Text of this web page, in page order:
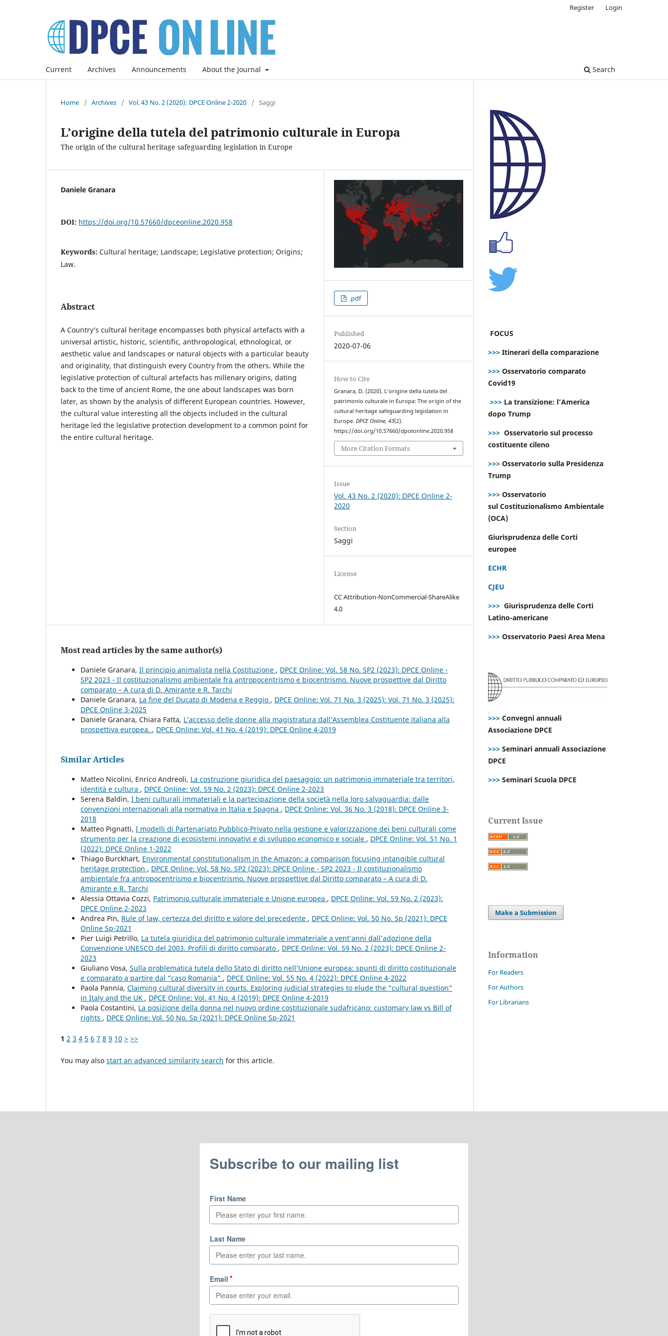
Current Archives Announcements About the Journal Search
Register Login
Home / Archives / Vol. 43 No. 2 (2020): DPCE Online 2-2020 / Saggi
L’origine della tutela del patrimonio culturale in Europa
The origin of the cultural heritage safeguarding legislation in Europe
Daniele Granara
DOI: https://doi.org/10.57660/dpceonline.2020.958
Keywords: Cultural heritage; Landscape; Legislative protection; Origins;
Law.
Abstract
A Country’s cultural heritage encompasses both physical artefacts with a
universal artistic, historic, scientific, anthropological, ethnological, or
aesthetic value and landscapes or natural objects with a particular beauty
and originality, that distinguish every Country from the others. While the
legislative protection of cultural artefacts has millenary origins, dating
back to the time of ancient Rome, the one about landscapes was born
later, as shown by the analysis of different European countries. However,
the cultural value interesting all the objects included in the cultural
heritage led the legislative protection development to a common point for
the entire cultural heritage.
.pdf
Published
2020-07-06
How to Cite
Granara, D. (2020). L’origine della tutela del
patrimonio culturale in Europa: The origin of the
cultural heritage safeguarding legislation in
Europe.DPCE Online,43(2).
https://doi.org/10.57660/dpceonline.2020.958
More Citation Formats
Issue
Vol. 43 No. 2 (2020): DPCE Online 2-
2020
Section
Saggi
License
CC Attribution-NonCommercial-ShareAlike
4.0
Most read articles by the same author(s)
Daniele Granara, Il principio animalista nella Costituzione , DPCE Online: Vol. 58 No. SP2 (2023): DPCE Online -
SP2 2023 - Il costituzionalismo ambientale fra antropocentrismo e biocentrismo. Nuove prospettive dal Diritto
comparato – A cura di D. Amirante e R. Tarchi
Daniele Granara, La fine del Ducato di Modena e Reggio , DPCE Online: Vol. 71 No. 3 (2025): Vol. 71 No. 3 (2025):
DPCE Online 3-2025
Daniele Granara, Chiara Fatta, L’accesso delle donne alla magistratura dall’Assemblea Costituente italiana alla
prospettiva europea. , DPCE Online: Vol. 41 No. 4 (2019): DPCE Online 4-2019
Similar Articles
Matteo Nicolini, Enrico Andreoli, La costruzione giuridica del paesaggio: un patrimonio immateriale tra territori,
identità e cultura , DPCE Online: Vol. 59 No. 2 (2023): DPCE Online 2-2023
Serena Baldin, I beni culturali immateriali e la partecipazione della società nella loro salvaguardia: dalle
convenzioni internazionali alla normativa in Italia e Spagna , DPCE Online: Vol. 36 No. 3 (2018): DPCE Online 3-
2018
Matteo Pignatti, I modelli di Partenariato Pubblico-Privato nella gestione e valorizzazione dei beni culturali come
strumento per la creazione di ecosistemi innovativi e di sviluppo economico e sociale , DPCE Online: Vol. 51 No. 1
(2022): DPCE Online 1-2022
Thiago Burckhart, Environmental constitutionalism in the Amazon: a comparison focusing intangible cultural
heritage protection , DPCE Online: Vol. 58 No. SP2 (2023): DPCE Online - SP2 2023 - Il costituzionalismo
ambientale fra antropocentrismo e biocentrismo. Nuove prospettive dal Diritto comparato – A cura di D.
Amirante e R. Tarchi
Alessia Ottavia Cozzi, Patrimonio culturale immateriale e Unione europea , DPCE Online: Vol. 59 No. 2 (2023):
DPCE Online 2-2023
Andrea Pin, Rule of law, certezza del diritto e valore del precedente , DPCE Online: Vol. 50 No. Sp (2021): DPCE
Online Sp-2021
Pier Luigi Petrillo, La tutela giuridica del patrimonio culturale immateriale a vent’anni dall’adozione della
Convenzione UNESCO del 2003. Profili di diritto comparato , DPCE Online: Vol. 59 No. 2 (2023): DPCE Online 2-
2023
Giuliano Vosa, Sulla problematica tutela dello Stato di diritto nell’Unione europea: spunti di diritto costituzionale
e comparato a partire dal “caso Romania” , DPCE Online: Vol. 55 No. 4 (2022): DPCE Online 4-2022
Paola Pannia, Claiming cultural diversity in courts. Exploring judicial strategies to elude the “cultural question”
in Italy and the UK , DPCE Online: Vol. 41 No. 4 (2019): DPCE Online 4-2019
Paola Costantini, La posizione della donna nel nuovo ordine costituzionale sudafricano: customary law vs Bill of
rights , DPCE Online: Vol. 50 No. Sp (2021): DPCE Online Sp-2021
1 2 3 4 5 6 7 8 9 10 > >>
You may also start an advanced similarity search for this article.
FOCUS
>>> Itinerari della comparazione
>>> Osservatorio comparato
Covid19
>>> La transizione: l’America
dopo Trump
>>> Osservatorio sul processo
costituente cileno
>>> Osservatorio sulla Presidenza
Trump
>>> Osservatorio
sul Costituzionalismo Ambientale
(OCA)
Giurisprudenza delle Corti
europee
ECHR
CJEU
>>> Giurisprudenza delle Corti
Latino-americane
>>> Osservatorio Paesi Area Mena
>>> Convegni annuali
Associazione DPCE
>>> Seminari annuali Associazione
DPCE
>>> Seminari Scuola DPCE
Current Issue
Make a Submission
Information
For Readers
For Authors
For Librarians